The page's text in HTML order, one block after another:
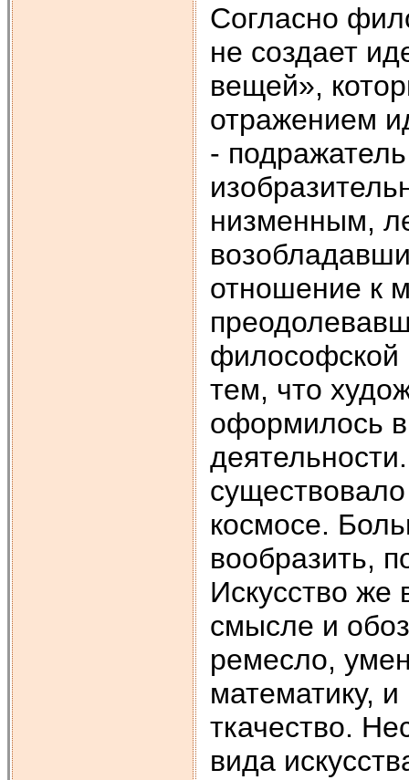
Согласно
не создает
вещей»,
отражением
-
низменным,
отношение к
философской
тем, что
оформилось
космосе.
вообразить,
Искусство
смысле и
ремесло,
математику,
ткачество.
вида